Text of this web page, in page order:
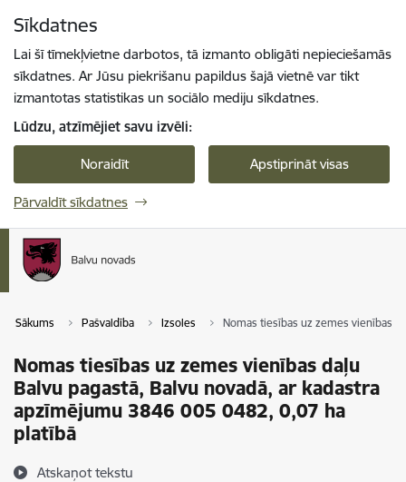
Sīkdatnes
Lai šī tīmekļvietne darbotos, tā izmanto obligāti nepieciešamās
sīkdatnes. Ar Jūsu piekrišanu papildus šajā vietnē var tikt
izmantotas statistikas un sociālo mediju sīkdatnes.
Lūdzu, atzīmējiet savu izvēli:
Noraidīt Apstiprināt visas
Pārvaldīt sīkdatnes
Sākums Pašvaldība Izsoles Nomas tiesības uz zemes vienības
Nomas tiesības uz zemes vienības daļu
Balvu pagastā, Balvu novadā, ar kadastra
apzīmējumu 3846 005 0482, 0,07 ha
platībā
Atskaņot tekstu